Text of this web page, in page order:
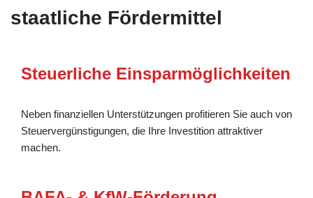
staatliche Fördermittel
Steuerliche Einsparmöglichkeiten
Neben finanziellen Unterstützungen profitieren Sie auch von
Steuervergünstigungen, die Ihre Investition attraktiver
machen.